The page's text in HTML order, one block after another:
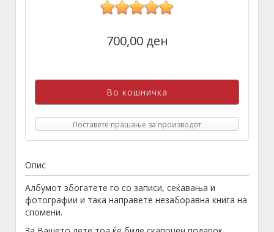
700,00 ден
Поставете прашање за производот
Опис
Албумот збогатете го со записи, сеќавања и
фотографии и така направете незаборавна книга на
спомени.